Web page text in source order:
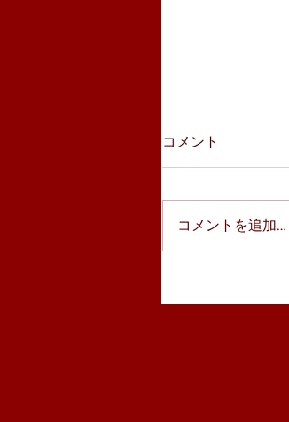
んかつＤＪア
コメント
コメントを追加…